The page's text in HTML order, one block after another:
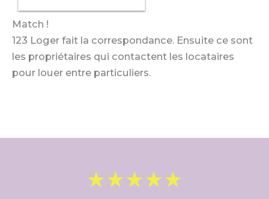
Match !
123 Loger fait la correspondance. Ensuite ce sont
les propriétaires qui contactent les locataires
pour louer entre particuliers.
★★★★★